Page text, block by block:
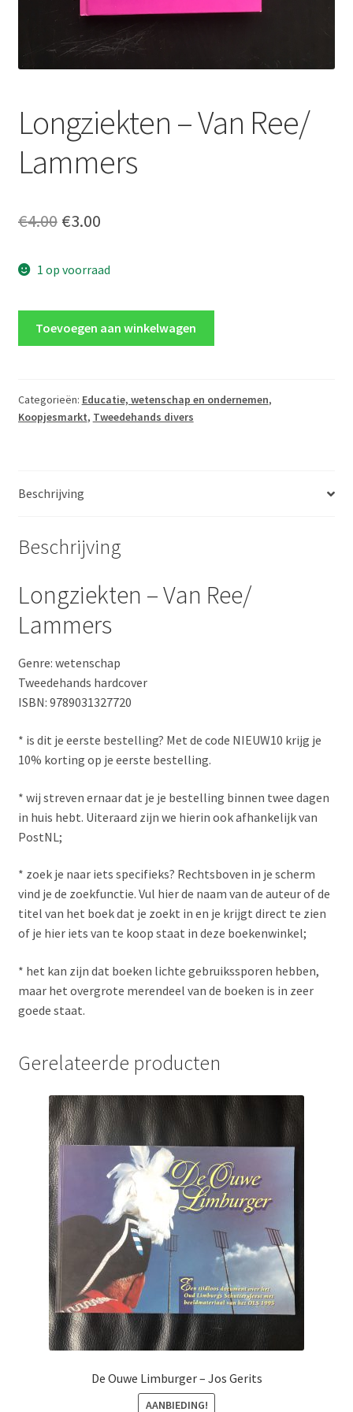
Longziekten – Van Ree/
Lammers
€4.00 Oorspronkelijke
was:
€4.00.
€3.00Huidige
is:
€3.00.
1 op voorraad
Lammers
aantal
Toevoegen aan winkelwagen
Categorieën: Educatie, wetenschap en ondernemen,
Koopjesmarkt, Tweedehands divers
Beschrijving
Beschrijving
Longziekten – Van Ree/
Lammers
Genre: wetenschap
Tweedehands hardcover
ISBN: 9789031327720
* is dit je eerste bestelling? Met de code NIEUW10 krijg je
10% korting op je eerste bestelling.
* wij streven ernaar dat je je bestelling binnen twee dagen
in huis hebt. Uiteraard zijn we hierin ook afhankelijk van
PostNL;
* zoek je naar iets specifieks? Rechtsboven in je scherm
vind je de zoekfunctie. Vul hier de naam van de auteur of de
titel van het boek dat je zoekt in en je krijgt direct te zien
of je hier iets van te koop staat in deze boekenwinkel;
* het kan zijn dat boeken lichte gebruikssporen hebben,
maar het overgrote merendeel van de boeken is in zeer
goede staat.
Gerelateerde producten
De Ouwe Limburger – Jos Gerits
AANBIEDING!